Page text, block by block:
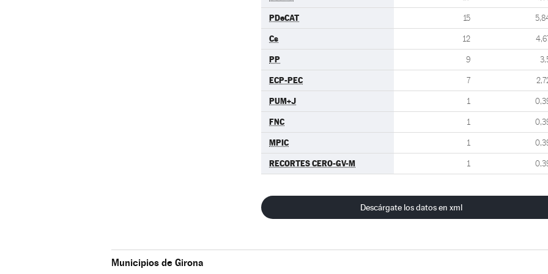
PDeCAT 15
Cs 12
PP 9
ECP-PEC 7
PUM+J 1
FNC 1
MPIC 1
RECORTES CERO-GV-M 1
Descárgate los datos en xml
Municipios de Girona